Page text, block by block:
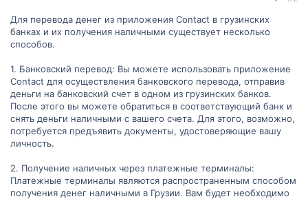
Для перевода денег из приложения Contact в грузинских
банках и их получения наличными существует несколько
способов.
1. Банковский перевод: Вы можете использовать приложение
Contact для осуществления банковского перевода, отправив
деньги на банковский счет в одном из грузинских банков.
После этого вы можете обратиться в соответствующий банк и
снять деньги наличными с вашего счета. Для этого, возможно,
потребуется предъявить документы, удостоверяющие вашу
личность.
2. Получение наличных через платежные терминалы:
Платежные терминалы являются распространенным способом
получения денег наличными в Грузии. Вам будет необходимо